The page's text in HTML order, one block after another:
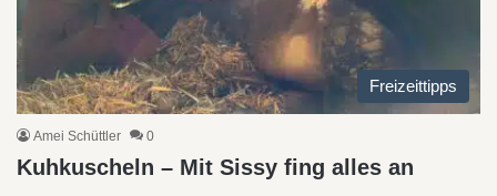
Freizeittipps
Amei Schüttler 0
Kuhkuscheln – Mit Sissy fing alles an